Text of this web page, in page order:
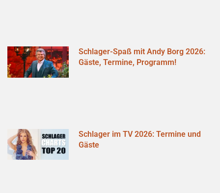
Schlager-Spaß mit Andy Borg 2026:
Gäste, Termine, Programm!
Schlager im TV 2026: Termine und
Gäste